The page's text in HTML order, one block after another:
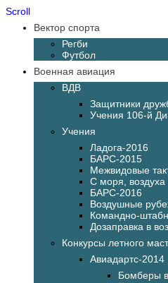
Scroll
Вектор спорта
Регби
Футбол
Военная авиация
ВДВ
Защитники
Учения 106-й
Учения
Ладога-2016
БАРС-2015
Межвидовые
С моря,
БАРС-2016
Воздушные
Командно-
Дозаправка в
Конкурсы летного
Авиадартс-2014
Бомберы